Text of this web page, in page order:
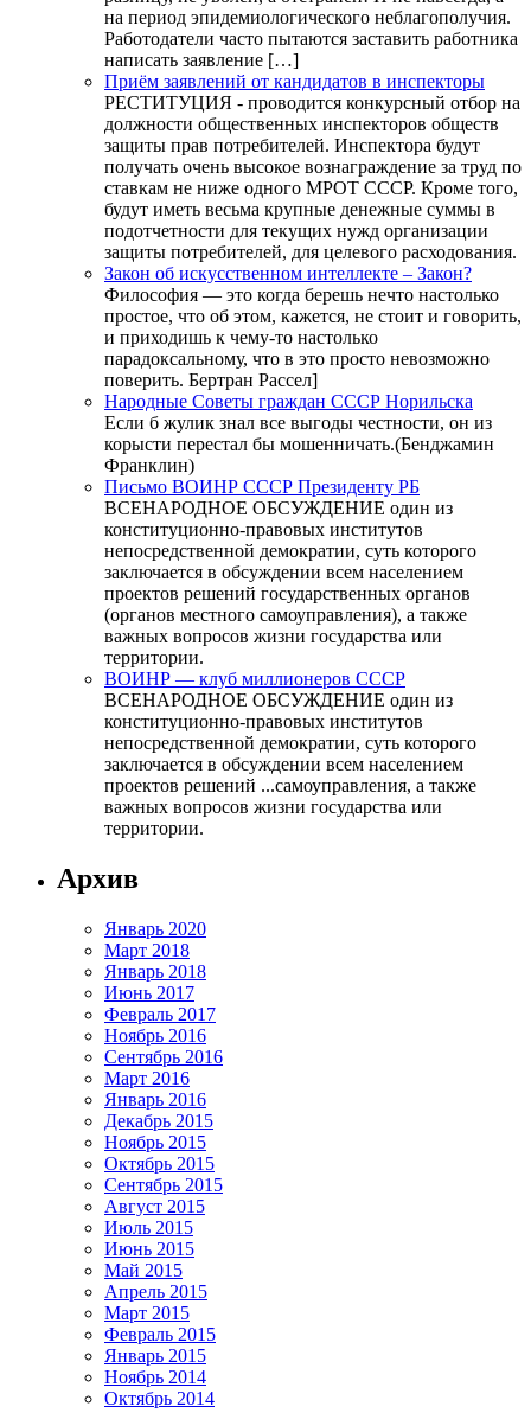
на период эпидемиологического неблагополучия.
Работодатели часто пытаются заставить работника
написать заявление […]
Приём заявлений от кандидатов в инспекторы
РЕСТИТУЦИЯ - проводится конкурсный отбор на
должности общественных инспекторов обществ
защиты прав потребителей. Инспектора будут
получать очень высокое вознаграждение за труд по
ставкам не ниже одного МРОТ СССР. Кроме того,
будут иметь весьма крупные денежные суммы в
подотчетности для текущих нужд организации
защиты потребителей, для целевого расходования.
Закон об искусственном интеллекте – Закон?
Философия — это когда берешь нечто настолько
простое, что об этом, кажется, не стоит и говорить,
и приходишь к чему-то настолько
парадоксальному, что в это просто невозможно
поверить. Бертран Рассел]
Народные Советы граждан СССР Норильска
Если б жулик знал все выгоды честности, он из
корысти перестал бы мошенничать.(Бенджамин
Франклин)
Письмо ВОИНР СССР Президенту РБ
ВСЕНАРОДНОЕ ОБСУЖДЕНИЕ один из
конституционно-правовых институтов
непосредственной демократии, суть которого
заключается в обсуждении всем населением
проектов решений государственных органов
(органов местного самоуправления), а также
важных вопросов жизни государства или
территории.
ВОИНР — клуб миллионеров СССР
ВСЕНАРОДНОЕ ОБСУЖДЕНИЕ один из
конституционно-правовых институтов
непосредственной демократии, суть которого
заключается в обсуждении всем населением
проектов решений ...самоуправления, а также
важных вопросов жизни государства или
территории.
Архив
Январь 2020
Март 2018
Январь 2018
Июнь 2017
Февраль 2017
Ноябрь 2016
Сентябрь 2016
Март 2016
Январь 2016
Декабрь 2015
Ноябрь 2015
Октябрь 2015
Сентябрь 2015
Август 2015
Июль 2015
Июнь 2015
Май 2015
Апрель 2015
Март 2015
Февраль 2015
Январь 2015
Ноябрь 2014
Октябрь 2014